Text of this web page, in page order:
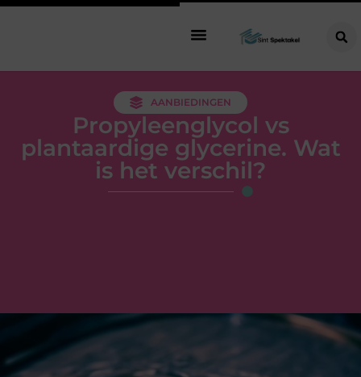
AANBIEDINGEN
Propyleenglycol vs
plantaardige glycerine. Wat
is het verschil?